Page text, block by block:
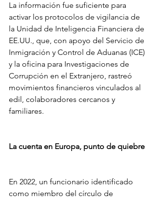
La información fue suficiente para
activar los protocolos de vigilancia de
la Unidad de Inteligencia Financiera de
EE.UU., que, con apoyo del Servicio de
Inmigración y Control de Aduanas (ICE)
y la oficina para Investigaciones de
Corrupción en el Extranjero, rastreó
movimientos financieros vinculados al
edil, colaboradores cercanos y
familiares.
La cuenta en Europa, punto de quiebre
En 2022, un funcionario identificado
como miembro del círculo de